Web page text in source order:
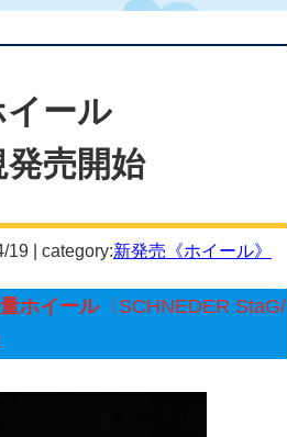
イール
発売開始
19 | category:新発売《ホイール》
ホイール〈SCHNEDER StaG/